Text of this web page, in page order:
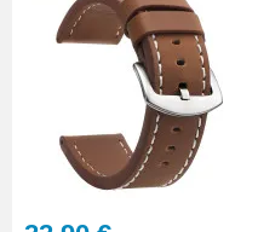
Kit
Multifonction
23,90 €
Sacoche
complet de